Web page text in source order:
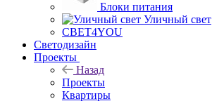
Блоки питания
Уличный свет
СВЕТ4YOU
Светодизайн
Проекты
Назад
Проекты
Квартиры